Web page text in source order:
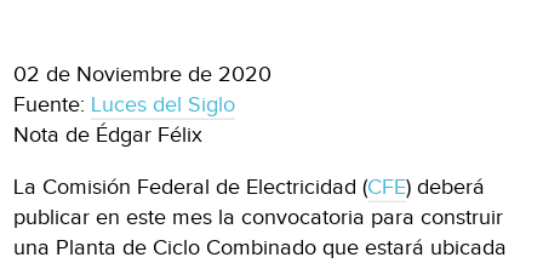
02 de Noviembre de 2020
Fuente: Luces del Siglo
Nota de Édgar Félix
La Comisión Federal de Electricidad (CFE) deberá
publicar en este mes la convocatoria para construir
una Planta de Ciclo Combinado que estará ubicada